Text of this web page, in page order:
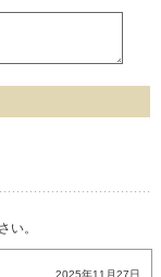
い。